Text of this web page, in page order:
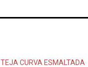
TEJA CURVA ESMALTADA